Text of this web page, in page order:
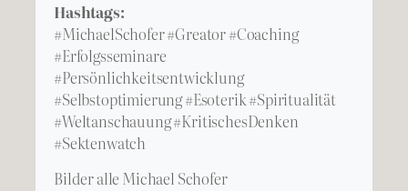
Hashtags:
#MichaelSchofer #Greator #Coaching
#Erfolgsseminare
#Persönlichkeitsentwicklung
#Selbstoptimierung #Esoterik #Spiritualität
#Weltanschauung #KritischesDenken
#Sektenwatch
Bilder alle Michael Schofer